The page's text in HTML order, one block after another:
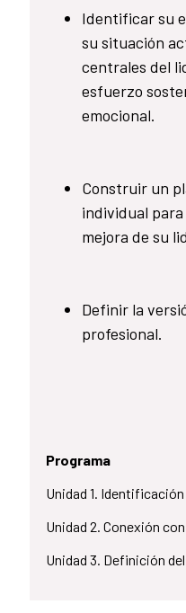
Identificar su
su situación
centrales del
esfuerzo
emocional.
Construir un
individual
mejora de su
Definir la
profesional.
Programa
Unidad 1.
Unidad 2. Conexión
Unidad 3. Definición